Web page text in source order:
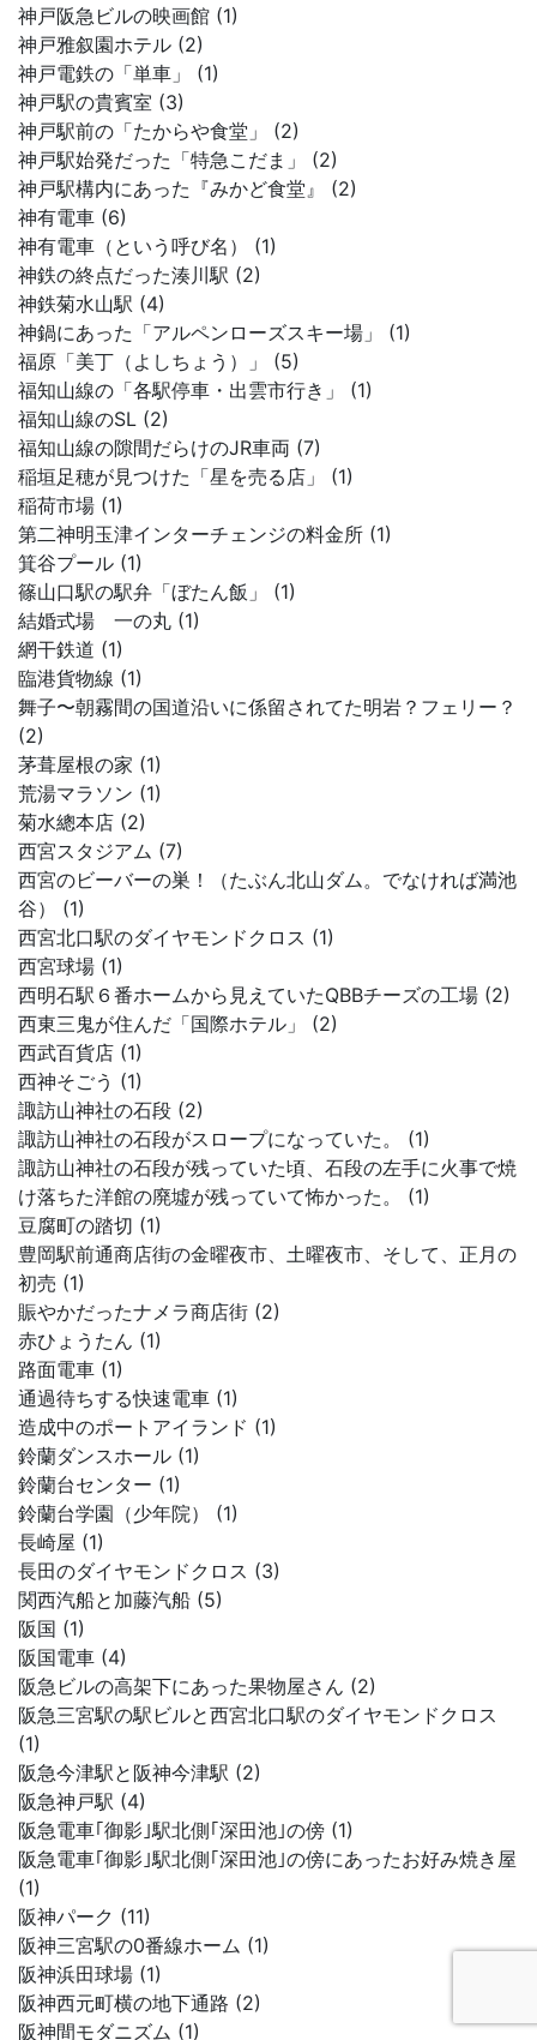
神戸阪急ビルの映画館 (1)
神戸雅叙園ホテル (2)
神戸電鉄の「単車」 (1)
神戸駅の貴賓室 (3)
神戸駅前の「たからや食堂」 (2)
神戸駅始発だった「特急こだま」 (2)
神戸駅構内にあった『みかど食堂』 (2)
神有電車 (6)
神有電車（という呼び名） (1)
神鉄の終点だった湊川駅 (2)
神鉄菊水山駅 (4)
神鍋にあった「アルペンローズスキー場」 (1)
福原「美丁（よしちょう）」 (5)
福知山線の「各駅停車・出雲市行き」 (1)
福知山線のSL (2)
福知山線の隙間だらけのJR車両 (7)
稲垣足穂が見つけた「星を売る店」 (1)
稲荷市場 (1)
第二神明玉津インターチェンジの料金所 (1)
箕谷プール (1)
篠山口駅の駅弁「ぼたん飯」 (1)
結婚式場 一の丸 (1)
網干鉄道 (1)
臨港貨物線 (1)
舞子〜朝霧間の国道沿いに係留されてた明岩？フェリー？
(2)
茅葺屋根の家 (1)
荒湯マラソン (1)
菊水總本店 (2)
西宮スタジアム (7)
西宮のビーバーの巣！（たぶん北山ダム。でなければ満池
谷） (1)
西宮北口駅のダイヤモンドクロス (1)
西宮球場 (1)
西明石駅６番ホームから見えていたQBBチーズの工場 (2)
西東三鬼が住んだ「国際ホテル」 (2)
西武百貨店 (1)
西神そごう (1)
諏訪山神社の石段 (2)
諏訪山神社の石段がスロープになっていた。 (1)
諏訪山神社の石段が残っていた頃、石段の左手に火事で焼
け落ちた洋館の廃墟が残っていて怖かった。 (1)
豆腐町の踏切 (1)
豊岡駅前通商店街の金曜夜市、土曜夜市、そして、正月の
初売 (1)
賑やかだったナメラ商店街 (2)
赤ひょうたん (1)
路面電車 (1)
通過待ちする快速電車 (1)
造成中のポートアイランド (1)
鈴蘭ダンスホール (1)
鈴蘭台センター (1)
鈴蘭台学園（少年院） (1)
長崎屋 (1)
長田のダイヤモンドクロス (3)
関西汽船と加藤汽船 (5)
阪国 (1)
阪国電車 (4)
阪急ビルの高架下にあった果物屋さん (2)
阪急三宮駅の駅ビルと西宮北口駅のダイヤモンドクロス
(1)
阪急今津駅と阪神今津駅 (2)
阪急神戸駅 (4)
阪急電車｢御影｣駅北側｢深田池｣の傍 (1)
阪急電車｢御影｣駅北側｢深田池｣の傍にあったお好み焼き屋
(1)
阪神パーク (11)
阪神三宮駅の0番線ホーム (1)
阪神浜田球場 (1)
阪神西元町横の地下通路 (2)
阪神間モダニズム (1)